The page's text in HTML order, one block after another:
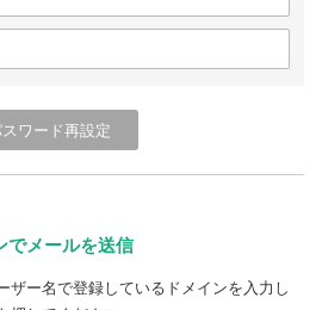
でメールを送信
ザー名で登録しているドメインを入力し